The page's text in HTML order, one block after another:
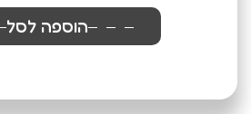
הוספה לסל